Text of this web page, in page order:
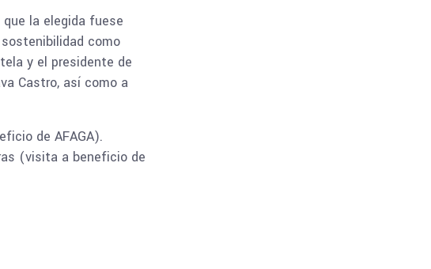
la elegida fuese
como
y el presidente de
Castro, así como a
de AFAGA).
(visita a beneficio de